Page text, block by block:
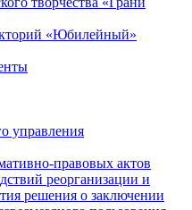
«Юбилейный»
управления
правовых актов
реорганизации и
решения о заключении